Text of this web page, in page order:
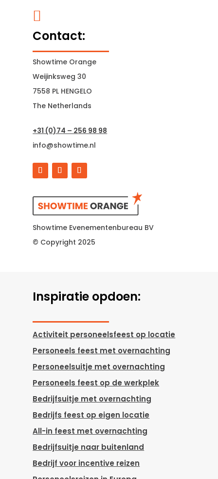

Contact:
Showtime Orange
Weijinksweg 30
7558 PL HENGELO
The Netherlands
+31 (0)74 – 256 98 98
info@showtime.nl
Showtime Evenementenbureau BV
© Copyright 2025
Inspiratie opdoen:
Activiteit personeelsfeest op locatie
Personeels feest met overnachting
Personeelsuitje met overnachting
Personeels feest op de werkplek
Bedrijfsuitje met overnachting
Bedrijfs feest op eigen locatie
All-in feest met overnachting
Bedrijfsuitje naar buitenland
Bedrijf voor incentive reizen